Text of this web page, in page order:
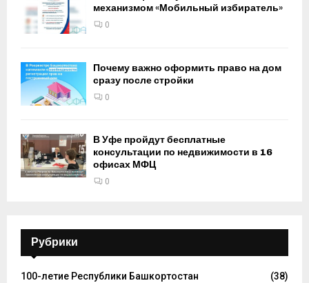
механизмом «Мобильный избиратель»
0
Почему важно оформить право на дом
сразу после стройки
0
В Уфе пройдут бесплатные
консультации по недвижимости в 16
офисах МФЦ
0
Рубрики
100-летие Республики Башкортостан
(38)